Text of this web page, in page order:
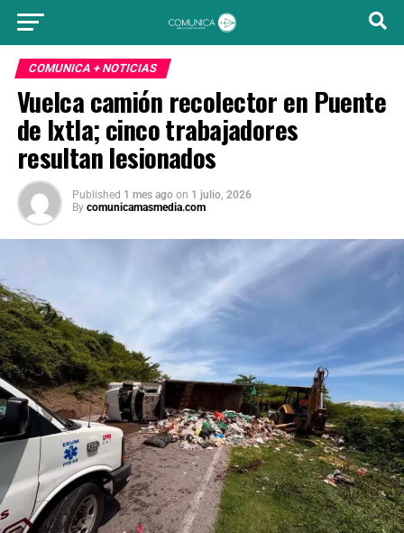
COMUNICA + NOTICIAS
Vuelca camión recolector en Puente
de Ixtla; cinco trabajadores
resultan lesionados
Published 1 mes ago on 1 julio, 2026
By comunicamasmedia.com